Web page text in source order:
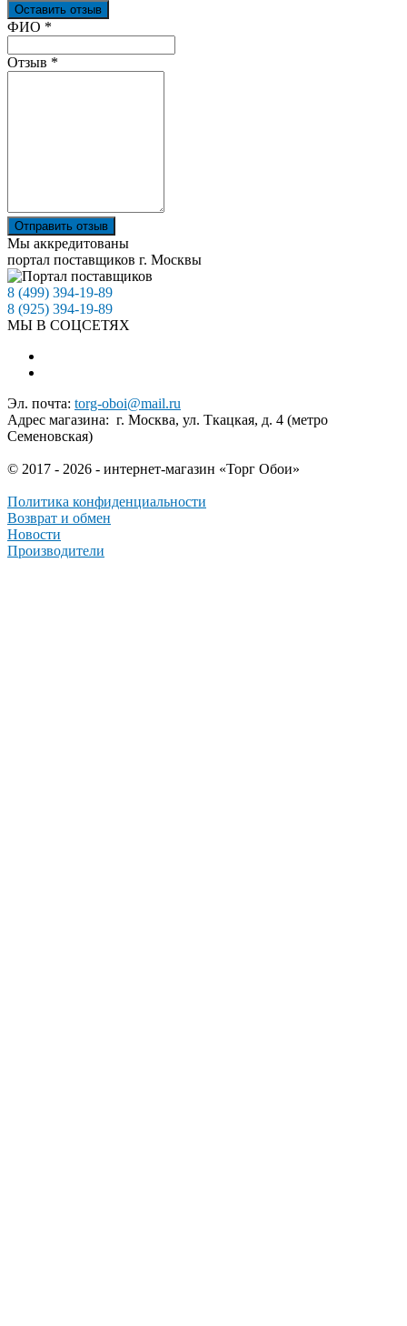
Оставить отзыв
Ваш отзыв был отправлен!
ФИО *
Отзыв *
Отправить отзыв
Мы аккредитованы
портал поставщиков г. Москвы
8 (499) 394-19-89
8 (925) 394-19-89
МЫ В СОЦСЕТЯХ
Эл. почта: torg-oboi@mail.ru
Адрес магазина: г. Москва, ул. Ткацкая, д. 4 (метро
Семеновская)
© 2017 - 2026 - интернет-магазин «Торг Обои»
Политика конфиденциальности
Возврат и обмен
Новости
Производители